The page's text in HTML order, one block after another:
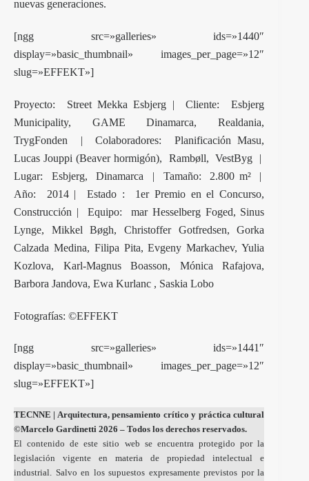
nuevas generaciones.
[ngg src=»galleries» ids=»1440″
display=»basic_thumbnail» images_per_page=»12″
slug=»EFFEKT»]
Proyecto: Street Mekka Esbjerg | Cliente: Esbjerg
Municipality, GAME Dinamarca, Realdania,
TrygFonden | Colaboradores: Planificación Masu,
Lucas Jouppi (Beaver hormigón), Rambøll, VestByg |
Lugar: Esbjerg, Dinamarca | Tamaño: 2.800 m² |
Año: 2014 | Estado : 1er Premio en el Concurso,
Construcción | Equipo: mar Hesselberg Foged, Sinus
Lynge, Mikkel Bøgh, Christoffer Gotfredsen, Gorka
Calzada Medina, Filipa Pita, Evgeny Markachev, Yulia
Kozlova, Karl-Magnus Boasson, Mónica Rafajova,
Barbora Jandova, Ewa Kurlanc , Saskia Lobo
Fotografías: ©EFFEKT
[ngg src=»galleries» ids=»1441″
display=»basic_thumbnail» images_per_page=»12″
slug=»EFFEKT»]
TECNNE | Arquitectura, pensamiento crítico y práctica cultural
©Marcelo Gardinetti 2026 – Todos los derechos reservados.
El contenido de este sitio web se encuentra protegido por la
legislación vigente en materia de propiedad intelectual e
industrial. Salvo en los supuestos expresamente previstos por la